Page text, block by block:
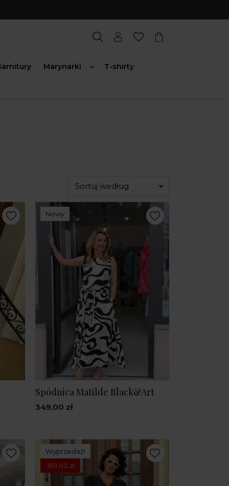
Marynarki T-shirty
Sortuj według
Nowy
Spódnica Matilde Black&Art
349,00 zł
Wyprzedaż!
-80,00 zł